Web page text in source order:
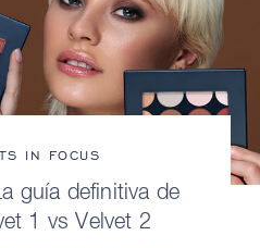
IN FOCUS
guía definitiva de
1 vs Velvet 2